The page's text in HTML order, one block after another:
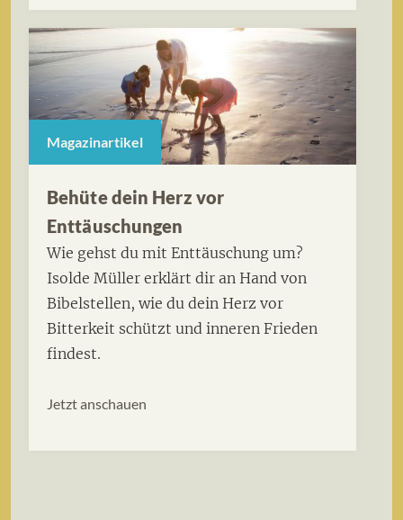
Magazinartikel
Behüte dein Herz vor
Enttäuschungen
Wie gehst du mit Enttäuschung um?
Isolde Müller erklärt dir an Hand von
Bibelstellen, wie du dein Herz vor
Bitterkeit schützt und inneren Frieden
findest.
Jetzt anschauen